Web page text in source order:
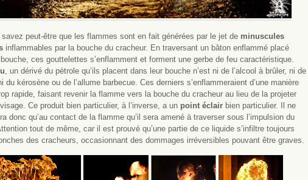
peut-être que les flammes sont en fait générées par le jet de minuscules
inflammables par la bouche du cracheur. En traversant un bâton enflammé placé
ces gouttelettes s’enflamment et forment une gerbe de feu caractéristique.
, un dérivé du pétrole qu’ils placent dans leur bouche n’est ni de l’alcool à brûler, ni de
du kérosène ou de l’allume barbecue. Ces derniers s’enflammeraient d’une manière
rapide, faisant revenir la flamme vers la bouche du cracheur au lieu de la projeter
Ce produit bien particulier, à l’inverse, a un point éclair bien particulier. Il ne
donc qu’au contact de la flamme qu’il sera amené à traverser sous l’impulsion du
tout de même, car il est prouvé qu’une partie de ce liquide s’infiltre toujours
des cracheurs, occasionnant des dommages irréversibles pouvant être graves.